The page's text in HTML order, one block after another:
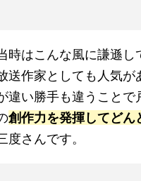
時はこんな風に謙遜し
送作家としても人気が
違い勝手も違うことで
創作力を発揮してどん
度さんです。